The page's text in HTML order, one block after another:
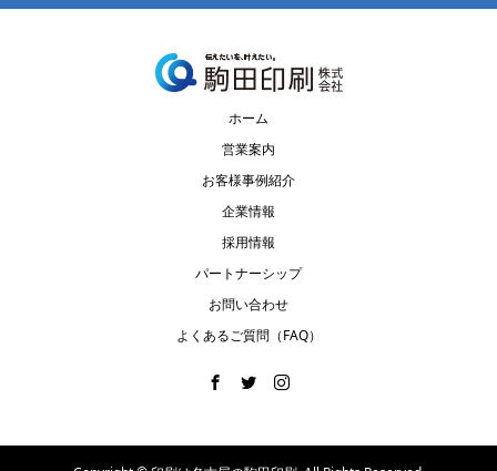
ホーム
営業案内
お客様事例紹介
企業情報
採用情報
パートナーシップ
お問い合わせ
よくあるご質問（FAQ）